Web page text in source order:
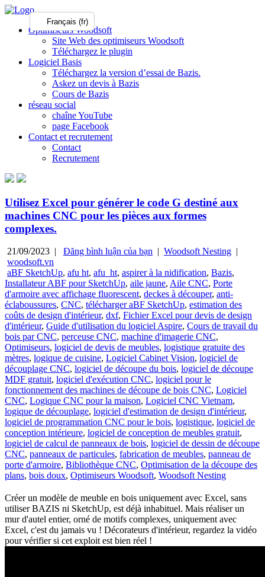
Optimiseurs Woodsoft
Site Web des optimiseurs Woodsoft
Téléchargez le plugin
Logiciel Basis
Téléchargez la version d’essai de Bazis.
Askez un devis à Bazis
Cours de Bazis
réseau social
chaîne YouTube
page Facebook
Contact et recrutement
Contact
Recrutement
Utilisez Excel pour générer le code G destiné aux
machines CNC pour les pièces aux formes
complexes.
21/09/2023 | Đăng bình luận của bạn | Woodsoft Nesting |
woodsoft.vn
aBF SketchUp, afu ht, afu_ht, aspirer à la nidification, Bazis,
Installateur ABF pour SketchUp, aile jaune, Aile CNC, Porte
d'armoire avec affichage fluorescent, deckes à découper, anti-
éclaboussures, CNC, télécharger aBF SketchUp, estimation des
coûts de design d'intérieur, dxf, Fichier Excel pour devis de design
d'intérieur, Guide d'utilisation du logiciel Aspire, Cours de travail du
bois par CNC, perceuse CNC, machine d'imagerie CNC,
Optimiseurs, logiciel de devis de meubles, logistique gratuite des
mètres, logique de cuisine, Logiciel Cabinet Vision, logiciel de
découplage CNC, logiciel de découpe du bois, logiciel de découpe
MDF gratuit, logiciel d'exécution CNC, logiciel pour le
fonctionnement des machines de découpe de bois CNC, Logiciel
CNC, Logique CNC pour la maison, Logiciel CNC Vietnam,
logique de découplage, logiciel d'estimation de design d'intérieur,
logiciel de programmation CNC pour le bois, logistique, logiciel de
conception intérieure, logiciel de conception de meubles gratuit,
logiciel de calcul de panneaux de bois, logiciel de dessin de découpe
CNC, panneaux de particules, fabrication de meubles, panneau de
porte d'armoire, Bibliothèque CNC, Optimisation de la découpe des
plans, bois doux, Optimiseurs Woodsoft, Woodsoft Nesting
Créer un modèle de meuble en bois uniquement avec Excel, sans
utiliser BAZIS ni SketchUp, est déjà inhabituel. Mais réaliser un
mur d'autel entier, orné de motifs complexes, uniquement avec
Excel, c'est du jamais vu ! Décorateurs d'intérieur, regardez la vidéo
pour vérifier si cet exploit est bien réel !
Français (fr)